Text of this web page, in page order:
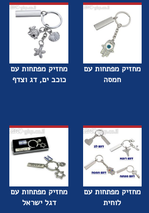
מחזיק מפתחות עם
חמסה
מחזיק מפתחות עם
כוכב ים, דג וצדף
מחזיק מפתחות עם
לוחית
מחזיק מפתחות עם
דגל ישראל